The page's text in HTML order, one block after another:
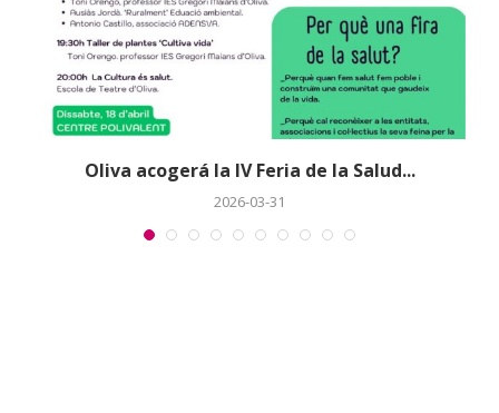
Oliva acogerá la IV Feria de la Salud...
2026-03-31